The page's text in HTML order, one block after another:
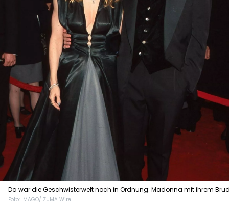
Da war die Geschwisterwelt noch in Ordnung: Madonna mit ihrem
Christopher Ciccone 1998.
Foto: IMAGO/ ZUMA Wire